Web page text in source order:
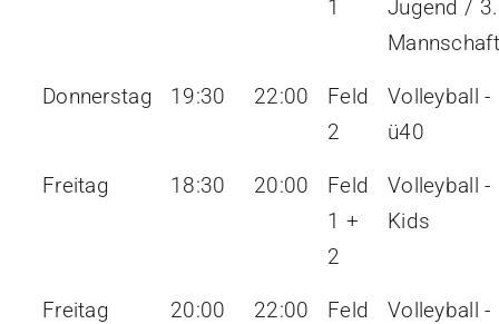
1
Jugend / 3.
Mannschaft
Donnerstag 19:30 22:00
Feld
2
Volleyball -
ü40
Freitag 18:30 20:00
Feld
1 +
2
Volleyball -
Kids
Freitag 20:00 22:00
Feld
Volleyball -